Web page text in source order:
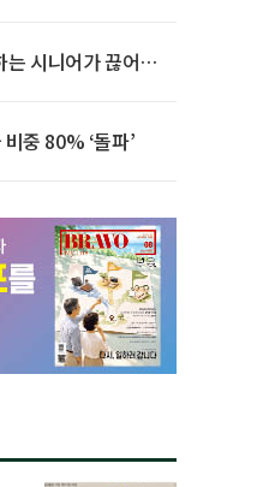
시니어가 끊어야
중 80% ‘돌파’